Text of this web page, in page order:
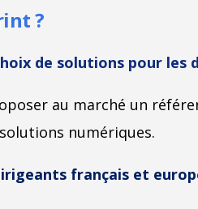
?
de solutions pour les
au marché un
numériques.
français et